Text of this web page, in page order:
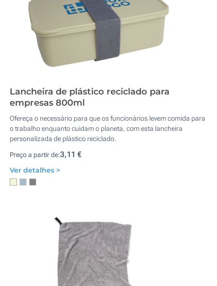
Lancheira de plástico reciclado para
empresas 800ml
Ofereça o necessário para que os funcionários levem comida para
o trabalho enquanto cuidam o planeta, com esta lancheira
personalizada de plástico reciclado.
Preço a partir de:3,11 €
Ver detalhes >